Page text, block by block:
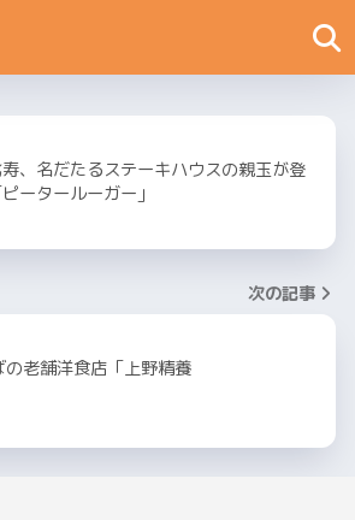
、名だたるステーキハウスの親玉が登
ータールーガー」
次の記事
老舗洋食店「上野精養